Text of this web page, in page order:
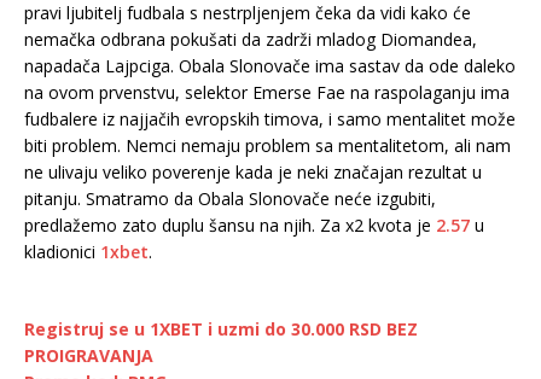
pravi ljubitelj fudbala s nestrpljenjem čeka da vidi kako će
nemačka odbrana pokušati da zadrži mladog Diomandea,
napadača Lajpciga. Obala Slonovače ima sastav da ode daleko
na ovom prvenstvu, selektor Emerse Fae na raspolaganju ima
fudbalere iz najjačih evropskih timova, i samo mentalitet može
biti problem. Nemci nemaju problem sa mentalitetom, ali nam
ne ulivaju veliko poverenje kada je neki značajan rezultat u
pitanju. Smatramo da Obala Slonovače neće izgubiti,
predlažemo zato duplu šansu na njih. Za x2 kvota je 2.57 u
kladionici 1xbet.
Registruj se u 1XBET i uzmi do 30.000 RSD BEZ
PROIGRAVANJA